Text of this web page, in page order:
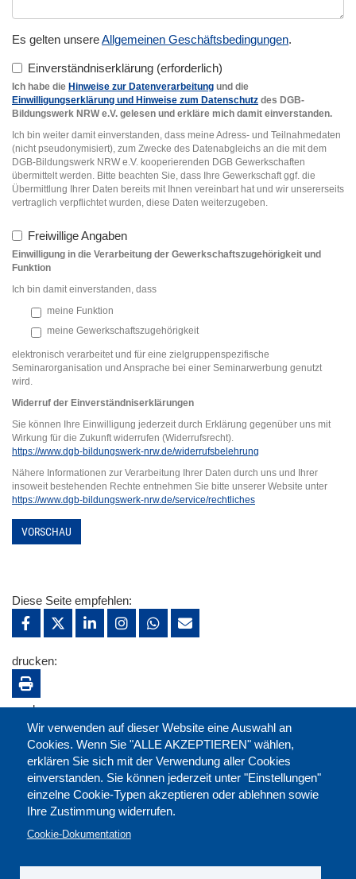
Es gelten unsereAllgemeinen Geschäftsbedingungen.
Einverständniserklärung
Ich habe die Hinweise zur Datenverarbeitung und die
Einwilligungserklärung und Hinweise zum Datenschutz des DGB-
Bildungswerk NRW e.V. gelesen und erkläre mich damit einverstanden.
Ich bin weiter damit einverstanden, dass meine Adress- und Teilnahmedaten
(nicht pseudonymisiert), zum Zwecke des Datenabgleichs an die mit dem
DGB-Bildungswerk NRW e.V. kooperierenden DGB Gewerkschaften
übermittelt werden. Bitte beachten Sie, dass Ihre Gewerkschaft ggf. die
Übermittlung Ihrer Daten bereits mit Ihnen vereinbart hat und wir unsererseits
vertraglich verpflichtet wurden, diese Daten weiterzugeben.
Freiwillige Angaben
Einwilligung in die Verarbeitung der Gewerkschaftszugehörigkeit und
Funktion
Ich bin damit einverstanden, dass
meine Funktion
meine Gewerkschaftszugehörigkeit
elektronisch verarbeitet und für eine zielgruppenspezifische
Seminarorganisation und Ansprache bei einer Seminarwerbung genutzt
wird.
Widerruf der Einverständniserklärungen
Sie können Ihre Einwilligung jederzeit durch Erklärung gegenüber uns mit
Wirkung für die Zukunft widerrufen (Widerrufsrecht).
https://www.dgb-bildungswerk-nrw.de/widerrufsbelehrung
Nähere Informationen zur Verarbeitung Ihrer Daten durch uns und Ihrer
insoweit bestehenden Rechte entnehmen Sie bitte unserer Website unter
https://www.dgb-bildungswerk-nrw.de/service/rechtliches
VORSCHAU
Wir verwenden auf dieser Website eine Auswahl an
Cookies. Wenn Sie "ALLE AKZEPTIEREN" wählen,
erklären Sie sich mit der Verwendung aller Cookies
einverstanden. Sie können jederzeit unter "Einstellungen"
einzelne Cookie-Typen akzeptieren oder ablehnen sowie
Ihre Zustimmung widerrufen.
Cookie-Dokumentation
Diese Seite empfehlen:
drucken:
merken: